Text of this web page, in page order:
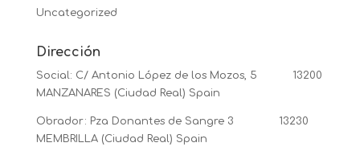
Uncategorized
Dirección
Social: C/ Antonio López de los Mozos, 5 13200
MANZANARES (Ciudad Real) Spain
Obrador: Pza Donantes de Sangre 3 13230
MEMBRILLA (Ciudad Real) Spain